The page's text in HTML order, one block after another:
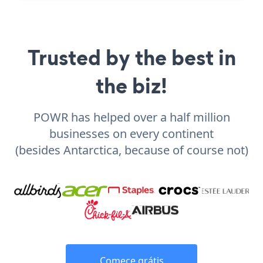
Trusted by the best in
the biz!
POWR has helped over a half million
businesses on every continent
(besides Antarctica, because of course not)